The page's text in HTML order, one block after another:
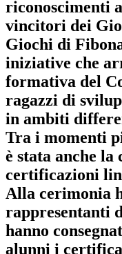
riconoscimenti
vincitori dei
Giochi di
iniziative che
formativa del
ragazzi di
in ambiti
Tra i momenti
è stata anche la
certificazioni
Alla cerimonia
rappresentanti
hanno
alunni i